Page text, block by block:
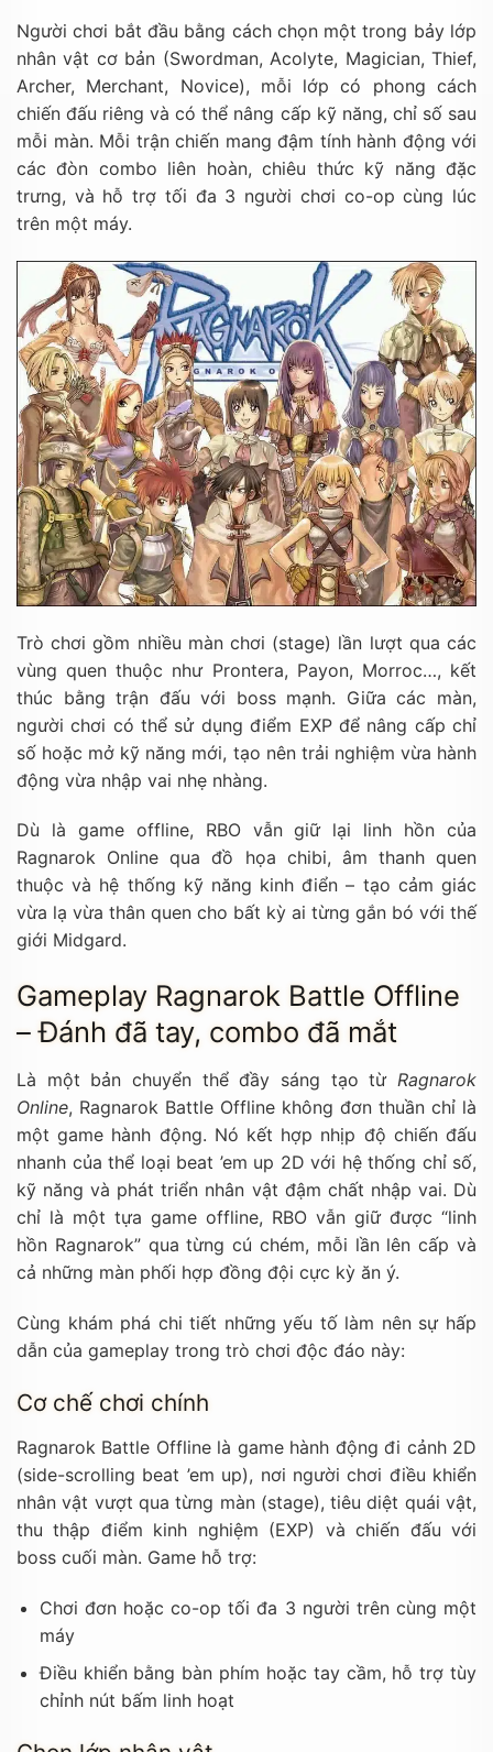
Người chơi bắt đầu bằng cách chọn một trong bảy lớp
nhân vật cơ bản (Swordman, Acolyte, Magician, Thief,
Archer, Merchant, Novice), mỗi lớp có phong cách
chiến đấu riêng và có thể nâng cấp kỹ năng, chỉ số sau
mỗi màn. Mỗi trận chiến mang đậm tính hành động với
các đòn combo liên hoàn, chiêu thức kỹ năng đặc
trưng, và hỗ trợ tối đa 3 người chơi co-op cùng lúc
trên một máy.
Trò chơi gồm nhiều màn chơi (stage) lần lượt qua các
vùng quen thuộc như Prontera, Payon, Morroc…, kết
thúc bằng trận đấu với boss mạnh. Giữa các màn,
người chơi có thể sử dụng điểm EXP để nâng cấp chỉ
số hoặc mở kỹ năng mới, tạo nên trải nghiệm vừa hành
động vừa nhập vai nhẹ nhàng.
Dù là game offline, RBO vẫn giữ lại linh hồn của
Ragnarok Online qua đồ họa chibi, âm thanh quen
thuộc và hệ thống kỹ năng kinh điển – tạo cảm giác
vừa lạ vừa thân quen cho bất kỳ ai từng gắn bó với thế
giới Midgard.
Gameplay Ragnarok Battle Offline
– Đánh đã tay, combo đã mắt
Là một bản chuyển thể đầy sáng tạo từ Ragnarok
Online, Ragnarok Battle Offline không đơn thuần chỉ là
một game hành động. Nó kết hợp nhịp độ chiến đấu
nhanh của thể loại beat ’em up 2D với hệ thống chỉ số,
kỹ năng và phát triển nhân vật đậm chất nhập vai. Dù
chỉ là một tựa game offline, RBO vẫn giữ được “linh
hồn Ragnarok” qua từng cú chém, mỗi lần lên cấp và
cả những màn phối hợp đồng đội cực kỳ ăn ý.
Cùng khám phá chi tiết những yếu tố làm nên sự hấp
dẫn của gameplay trong trò chơi độc đáo này:
Cơ chế chơi chính
Ragnarok Battle Offline là game hành động đi cảnh 2D
(side-scrolling beat ’em up), nơi người chơi điều khiển
nhân vật vượt qua từng màn (stage), tiêu diệt quái vật,
thu thập điểm kinh nghiệm (EXP) và chiến đấu với
boss cuối màn. Game hỗ trợ:
Chơi đơn hoặc co-op tối đa 3 người trên cùng một
máy
Điều khiển bằng bàn phím hoặc tay cầm, hỗ trợ tùy
chỉnh nút bấm linh hoạt